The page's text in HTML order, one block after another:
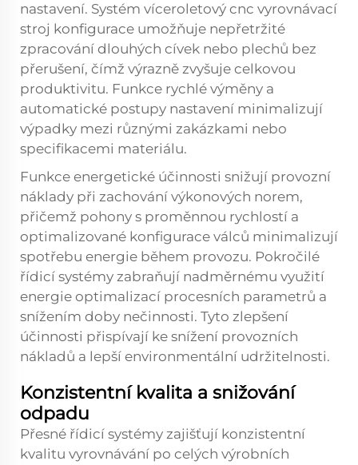
nastavení. Systém víceroletový cnc vyrovnávací
stroj konfigurace umožňuje nepřetržité
zpracování dlouhých cívek nebo plechů bez
přerušení, čímž výrazně zvyšuje celkovou
produktivitu. Funkce rychlé výměny a
automatické postupy nastavení minimalizují
výpadky mezi různými zakázkami nebo
specifikacemi materiálu.
Funkce energetické účinnosti snižují provozní
náklady při zachování výkonových norem,
přičemž pohony s proměnnou rychlostí a
optimalizované konfigurace válců minimalizují
spotřebu energie během provozu. Pokročilé
řídicí systémy zabraňují nadměrnému využití
energie optimalizací procesních parametrů a
snížením doby nečinnosti. Tyto zlepšení
účinnosti přispívají ke snížení provozních
nákladů a lepší environmentální udržitelnosti.
Konzistentní kvalita a snižování
odpadu
Přesné řídicí systémy zajišťují konzistentní
kvalitu vyrovnávání po celých výrobních